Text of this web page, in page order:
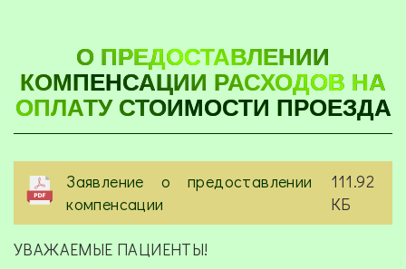
О ПРЕДОСТАВЛЕНИИ
КОМПЕНСАЦИИ РАСХОДОВ НА
ОПЛАТУ СТОИМОСТИ ПРОЕЗДА
Заявление о предоставлении
компенсации
111.92
КБ
УВАЖАЕМЫЕ ПАЦИЕНТЫ!